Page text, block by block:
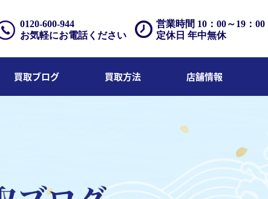
営業時間 10：00～19：00
定休日 年中無休
0120-600-944
お気軽にお電話ください
買取ブログ 買取方法 店舗情報